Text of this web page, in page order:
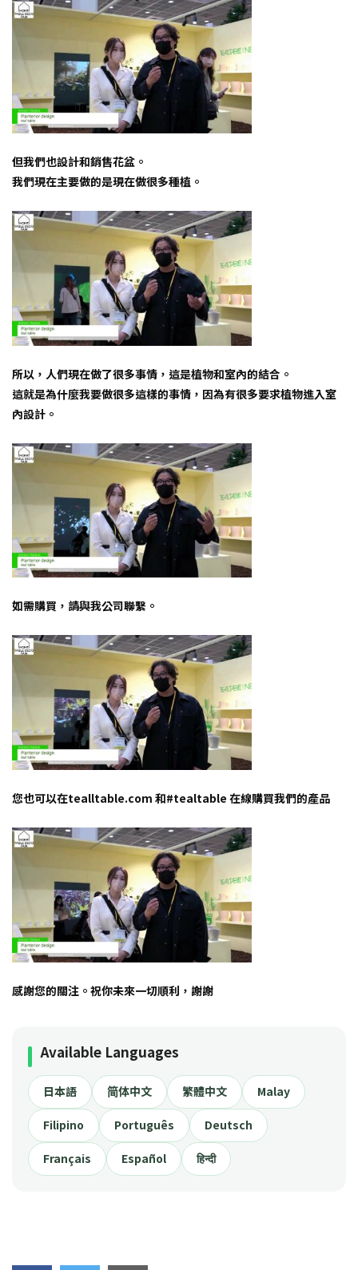
但我們也設計和銷售花盆。
我們現在主要做的是現在做很多種植。
所以，人們現在做了很多事情，這是植物和室內的結合。
這就是為什麼我要做很多這樣的事情，因為有很多要求植物進入室
內設計。
如需購買，請與我公司聯繫。
您也可以在tealltable.com 和#tealtable 在線購買我們的產品
感謝您的關注。祝你未來一切順利，謝謝
Available Languages
日本語 简体中文 繁體中文 Malay
Filipino Português Deutsch
Français Español हिन्दी